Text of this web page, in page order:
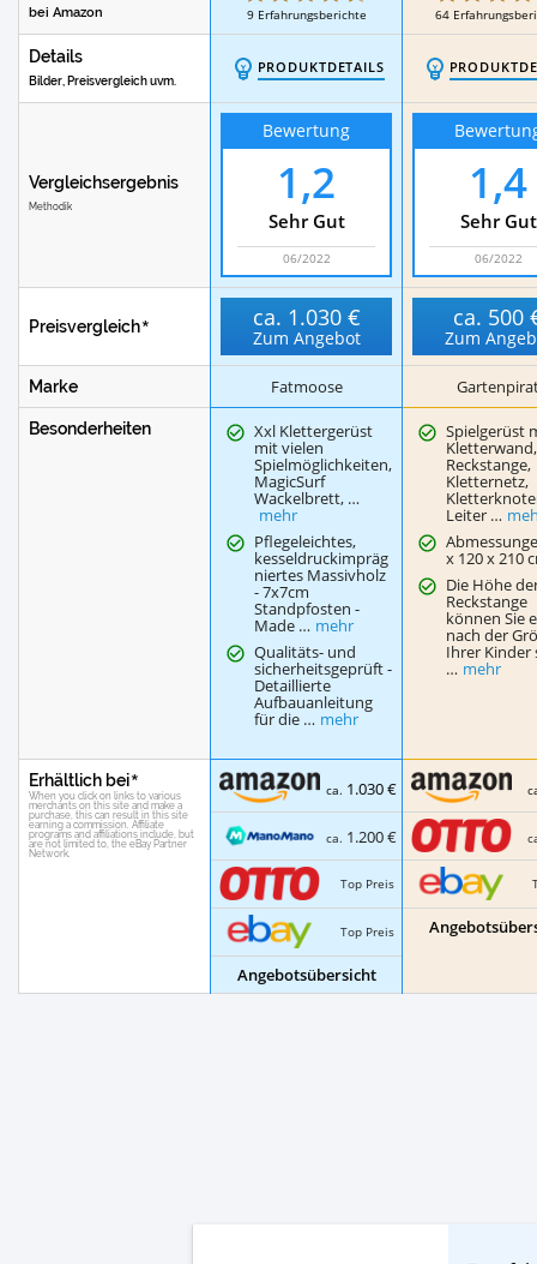
bei Amazon 9 Erfahrungsberichte 64
Details
Bilder, Preisvergleich uvm.
PRODUKTDETAILS
Vergleichsergebnis
Methodik
Bewertung
1,2
Sehr Gut
06/2022
1,4
Sehr Gut
06/2022
Preisvergleich ca. 1.030 €
Zum Angebot
ca. 500
Zum
Marke Fatmoose
Besonderheiten Xxl Klettergerüst
mit vielen
Spielmöglichkeiten,
MagicSurf
Wackelbrett, …
mehr
Pflegeleichtes,
kesseldruckimpräg
niertes Massivholz
- 7x7cm
Standpfosten -
Made … mehr
Qualitäts- und
sicherheitsgeprüft -
Detaillierte
Aufbauanleitung
für die … mehr
Spielgerüst
Kletterwand,
Reckstange,
Kletternetz,
Leiter …
x 120 x 210
Die Höhe
Reckstange
können Sie
nach der
Ihrer Kinder
… mehr
Erhältlich bei ca. 1.030 €
ca. 1.200 €
Top Preis
Top Preis
Angebotsübersicht